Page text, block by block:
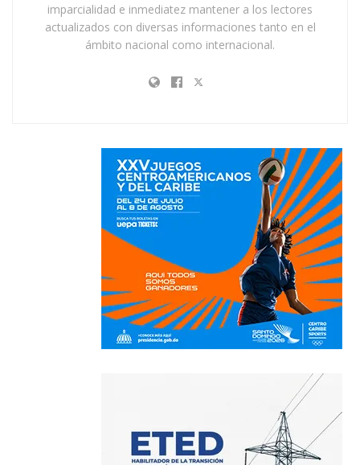
imparcialidad e inmediatez mantener a los lectores
actualizados con diversas informaciones tanto en el
ámbito nacional como internacional.